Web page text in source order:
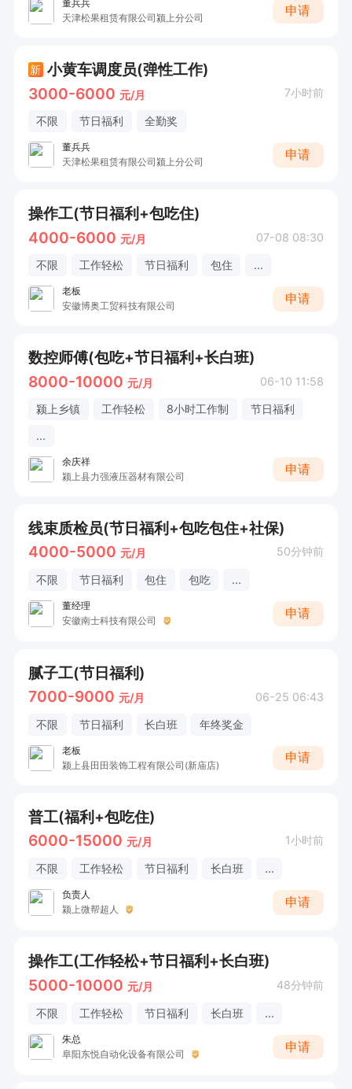
董兵兵
天津松果租赁有限公司颍上分公司
申请
新 小黄车调度员(弹性工作)
3000-6000 元/月 7小时前
不限 节日福利 全勤奖
董兵兵
天津松果租赁有限公司颍上分公司
申请
操作工(节日福利+包吃住)
4000-6000 元/月 07-08 08:30
不限 工作轻松 节日福利 包住 ...
老板
安徽博奥工贸科技有限公司
申请
数控师傅(包吃+节日福利+长白班)
8000-10000 元/月 06-10 11:58
颍上乡镇 工作轻松 8小时工作制
节日福利
...
余庆祥
颍上县力强液压器材有限公司
申请
线束质检员(节日福利+包吃包住+社保)
4000-5000 元/月 50分钟前
不限 节日福利 包住 包吃 ...
董经理
安徽南士科技有限公司
申请
腻子工(节日福利)
7000-9000 元/月 06-25 06:43
不限 节日福利 长白班 年终奖金
老板
颍上县田田装饰工程有限公司(新庙店)
申请
普工(福利+包吃住)
6000-15000 元/月 1小时前
不限 工作轻松 节日福利 长白班 ...
负责人
颍上微帮超人
申请
操作工(工作轻松+节日福利+长白班)
5000-10000 元/月 48分钟前
不限 工作轻松 节日福利 长白班 ...
朱总
阜阳东悦自动化设备有限公司
申请